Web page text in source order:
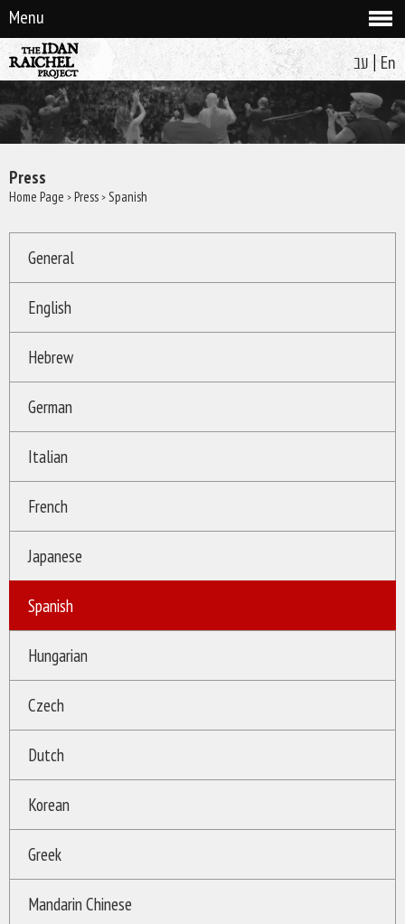
Menu
עב | En
Press
Home Page > Press > Spanish
General
English
Hebrew
German
Italian
French
Japanese
Spanish
Hungarian
Czech
Dutch
Korean
Greek
Mandarin Chinese